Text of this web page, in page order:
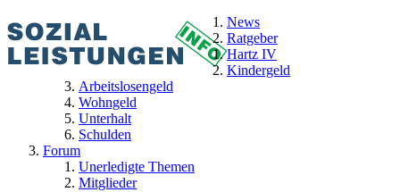
News
Ratgeber
Hartz IV
Kindergeld
Arbeitslosengeld
Wohngeld
Unterhalt
Schulden
Forum
Unerledigte Themen
Mitglieder